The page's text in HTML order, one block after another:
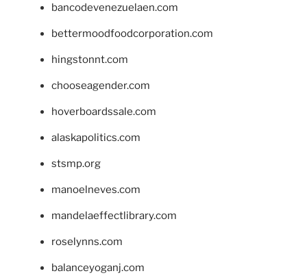
bancodevenezuelaen.com
bettermoodfoodcorporation.com
hingstonnt.com
chooseagender.com
hoverboardssale.com
alaskapolitics.com
stsmp.org
manoelneves.com
mandelaeffectlibrary.com
roselynns.com
balanceyoganj.com